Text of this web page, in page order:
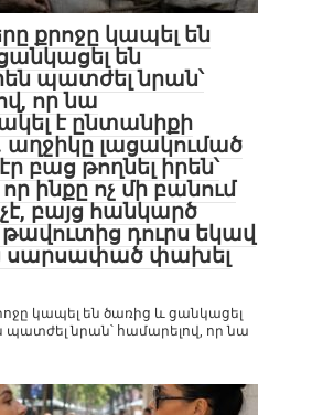
քրոջը կապել են
են
պատժել նրան՝
որ նա
է ընտանիքի
լացակումած
բաց թողնել իրեն՝
որ ինքը ոչ մի բանում
բայց հանկարծ
դուրս եկավ
սարսափած փախել
կապել են ծառից և ցանկացել
պատժել նրան՝ համարելով, որ նա